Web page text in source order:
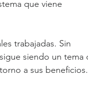
que viene
trabajadas. Sin
siendo un tema
a sus beneficios.